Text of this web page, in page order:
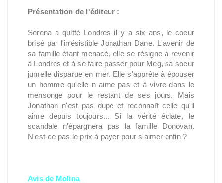
Présentation de l'éditeur :
Serena a quitté Londres il y a six ans, le coeur
brisé par l'irrésistible Jonathan Dane. L'avenir de
sa famille étant menacé, elle se résigne à revenir
à Londres et à se faire passer pour Meg, sa soeur
jumelle disparue en mer. Elle s'apprête à épouser
un homme qu'elle n aime pas et à vivre dans le
mensonge pour le restant de ses jours. Mais
Jonathan n'est pas dupe et reconnaît celle qu'il
aime depuis toujours... Si la vérité éclate, le
scandale n'épargnera pas la famille Donovan.
N'est-ce pas le prix à payer pour s'aimer enfin ?
Avis de Molina